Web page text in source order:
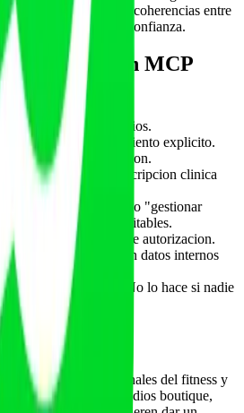
si el modelo detecta incoherencias entre
externas, reduce confianza.
al pensar en MCP
de tener datos limpios.
privada sin consentimiento explicito.
sin confirmacion.
de diagnostico o prescripcion clinica
amplias, como "gestionar
pequenas y auditables.
que accion y con que autorizacion.
de marketing con datos internos
GEO por si solo. No lo hace si nadie
contenido es citable.
Labs
con IA para profesionales del fitness y
gimnasios, estudios boutique,